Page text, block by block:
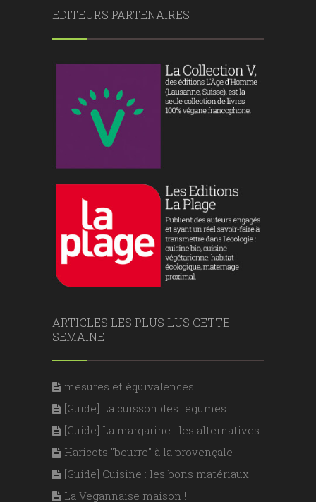
EDITEURS PARTENAIRES
ARTICLES LES PLUS LUS CETTE
SEMAINE
mesures et équivalences
[Guide] La cuisson des légumes
[Guide] La margarine : les alternatives
Haricots "beurre" à la provençale
[Guide] Cuisine : les bons matériaux
La Vegannaise maison !